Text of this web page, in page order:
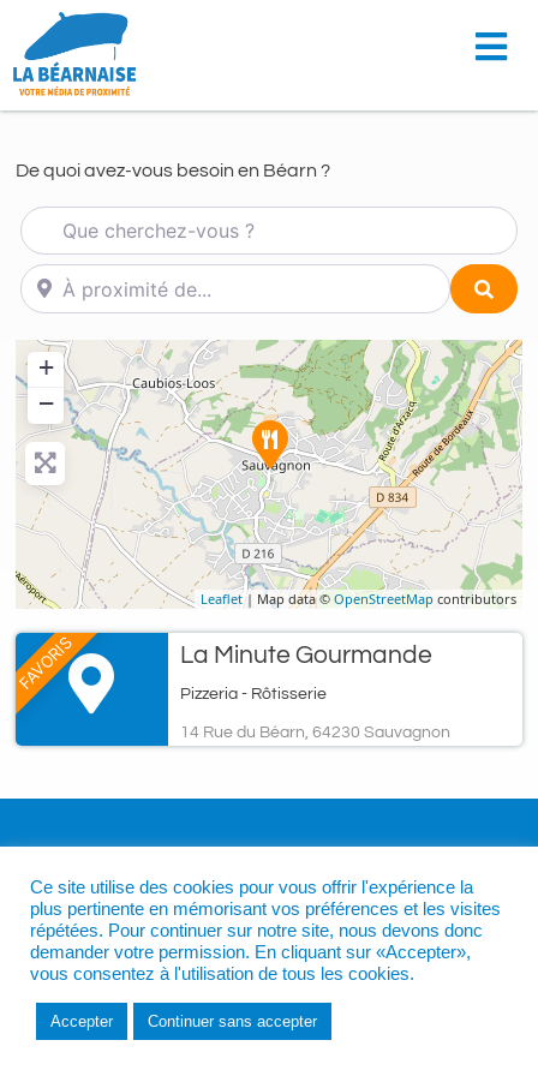
De quoi avez-vous besoin en Béarn ?
Que cherchez-vous ?
À proximité de...
+
−
Leaflet | Map data © OpenStreetMap contributors
FAVORIS La Minute Gourmande
Pizzeria - Rôtisserie
14 Rue du Béarn, 64230 Sauvagnon
Ce site utilise des cookies pour vous offrir l'expérience la
plus pertinente en mémorisant vos préférences et les visites
répétées. Pour continuer sur notre site, nous devons donc
demander votre permission. En cliquant sur «Accepter»,
vous consentez à l'utilisation de tous les cookies.
Accepter Continuer sans accepter